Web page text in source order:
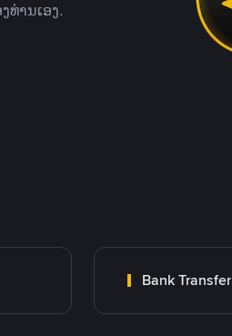
ານເອງ.
Bank Transfer